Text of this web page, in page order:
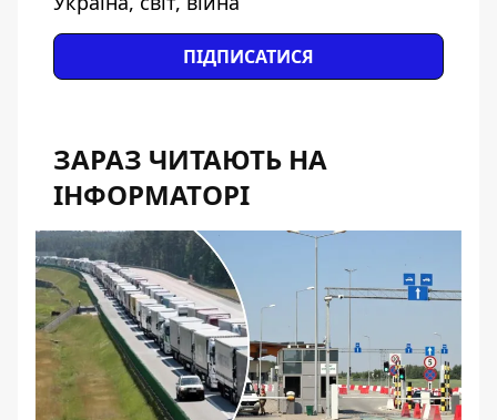
ПІДПИСАТИСЯ
ЗАРАЗ ЧИТАЮТЬ НА
ІНФОРМАТОРІ